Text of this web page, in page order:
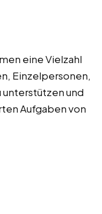
eine Vielzahl
Einzelpersonen,
unterstützen und
Aufgaben von